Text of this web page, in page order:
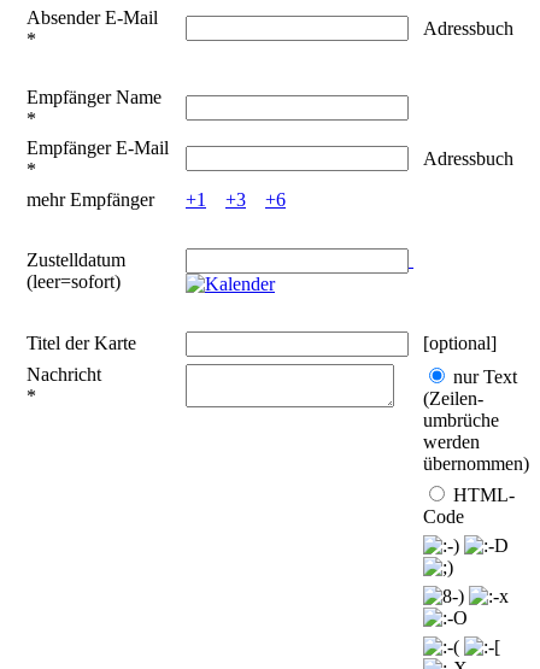
Absender E-Mail
*
Adressbuch
Empfänger Name
*
Empfänger E-Mail
*
Adressbuch
mehr Empfänger
+1 +3 +6
Zustelldatum
(leer=sofort)
Titel der Karte
[optional]
Nachricht
*
nur Text
(Zeilen­
umbrüche
werden
übernommen)
HTML-
Code